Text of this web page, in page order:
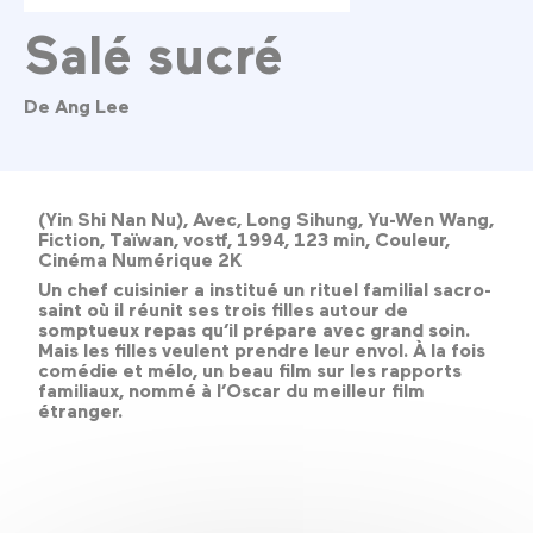
Salé sucré
De Ang Lee
(Yin Shi Nan Nu), Avec, Long Sihung, Yu-Wen Wang,
Fiction, Taïwan, vostf, 1994, 123 min, Couleur,
Cinéma Numérique 2K
Un chef cuisinier a institué un rituel familial sacro-
saint où il réunit ses trois filles autour de
somptueux repas qu’il prépare avec grand soin.
Mais les filles veulent prendre leur envol. À la fois
comédie et mélo, un beau film sur les rapports
familiaux, nommé à l’Oscar du meilleur film
étranger.